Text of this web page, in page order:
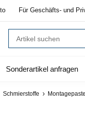
Für Geschäfts- und
Sonderartikel anfragen
Schmierstoffe Montagepaste